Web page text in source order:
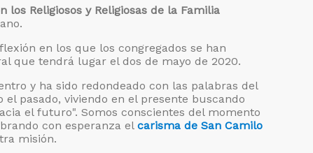
los Religiosos y Religiosas de la Familia
en los que los congregados se han
que tendrá lugar el dos de mayo de 2020.
y ha sido redondeado con las palabras del
el pasado, viviendo en el presente buscando
el futuro". Somos conscientes del momento
con esperanza el carisma de San Camilo
misión.